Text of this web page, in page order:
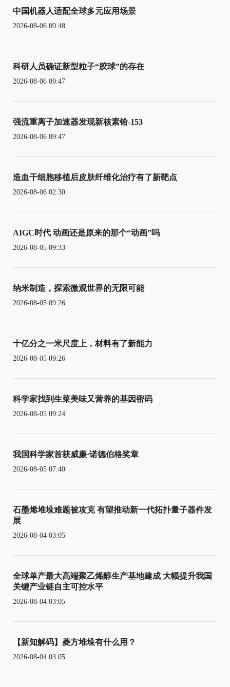
中国机器人适配全球多元应用场景
2026-08-06 09:48
科研人员确证新型粒子“胶球”的存在
2026-08-06 09:47
强流重离子加速器发现新核素铪-153
2026-08-06 09:47
造血干细胞移植后皮肤纤维化治疗有了新靶点
2026-08-06 02:30
AIGC时代 动画还是原来的那个“动画”吗
2026-08-05 09:33
纳米制造，探索微观世界的无限可能
2026-08-05 09:26
十亿分之一米尺度上，材料有了新能力
2026-08-05 09:26
科学家找到生菜美味又营养的基因密码
2026-08-05 09:24
我国科学家首获威廉·诺德伯格奖章
2026-08-05 07:40
石墨烯堆垛难题被攻克 有望推动新一代拓扑量子器件发
展
2026-08-04 03:05
全球单产最大高端聚乙烯醇生产基地建成 大幅提升我国
关键产业链自主可控水平
2026-08-04 03:05
【新知解码】菱方堆垛有什么用？
2026-08-04 03:05